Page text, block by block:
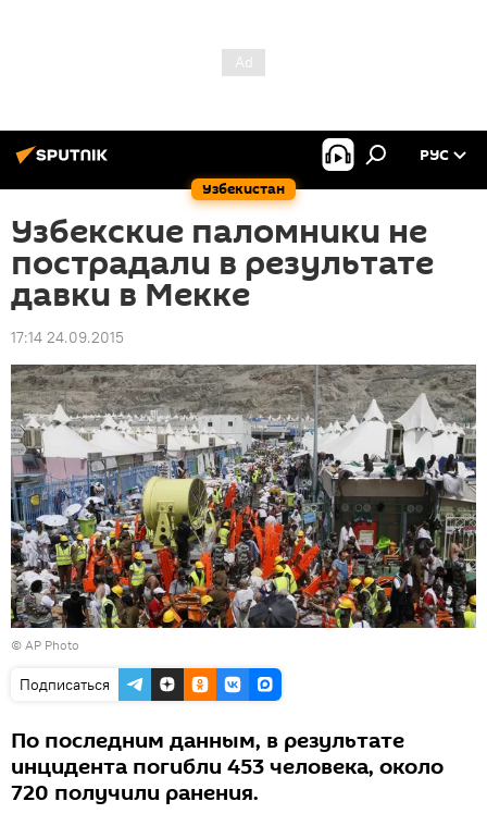
Узбекистан
РУС
Узбекские паломники не
пострадали в результате
давки в Мекке
17:14 24.09.2015
© AP Photo
Подписаться
По последним данным, в результате
инцидента погибли 453 человека, около
720 получили ранения.